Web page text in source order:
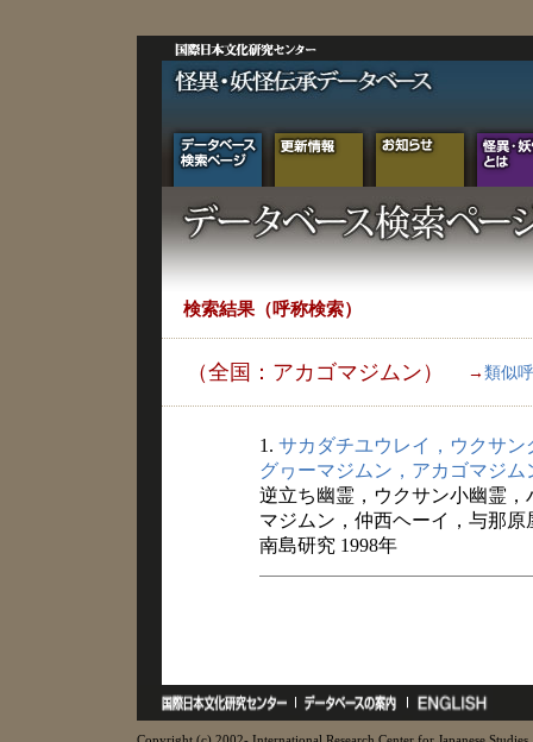
検索結果（呼称検索）
（全国：アカゴマジムン） → 類似
1. サカダチユウレイ，ウクサ
グヮーマジムン，アカゴマジ
逆立ち幽霊，ウクサン小幽霊
マジムン，仲西ヘーイ，与那原
南島研究 1998年